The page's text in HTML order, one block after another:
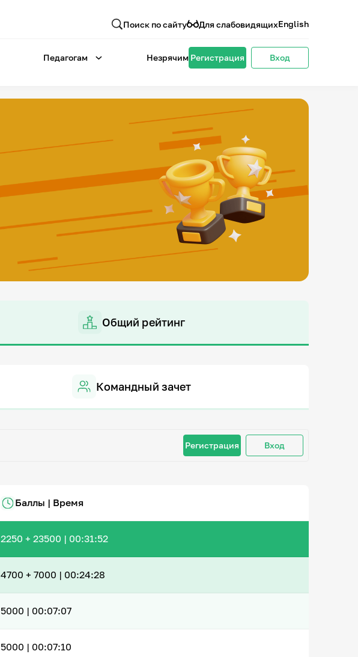
Поиск по сайту Для слабовидящихEnglish
Педагогам Незрячим Регистрация Вход
Общий рейтинг
Командный зачет
Регистрация Вход
Баллы | Время
2250 + 23500 | 00:31:52
4700 + 7000 | 00:24:28
5000 | 00:07:07
5000 | 00:07:10